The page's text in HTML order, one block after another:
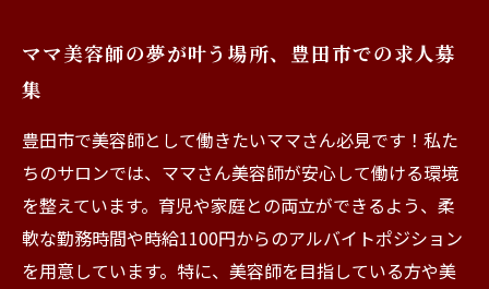
美容学生さんも大歓迎！サロン運営のチャンス
く
ママ美容師の夢が叶う場所、豊田市での求人募
集
豊田市で美容師として働きたいママさん必見です！私た
ちのサロンでは、ママさん美容師が安心して働ける環境
を整えています。育児や家庭との両立ができるよう、柔
軟な勤務時間や時給1100円からのアルバイトポジション
を用意しています。特に、美容師を目指している方や美